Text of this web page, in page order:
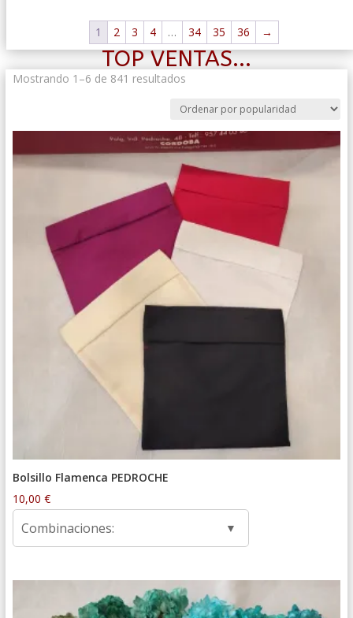
1 2 3 4 … 34 35 36 →
TOP VENTAS...
Mostrando 1–6 de 841 resultadosOrdenado
popularidad
Bolsillo Flamenca PEDROCHE
10,00 €
Combinaciones: